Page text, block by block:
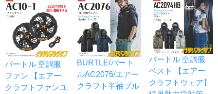
バートル 空調服
ファン 【エアー
クラフトファンユ
BURTLE/バート
ルAC2076/エアー
クラフト半袖ブル
バートル 空調服
ベスト 【エアー
クラフトウェア】